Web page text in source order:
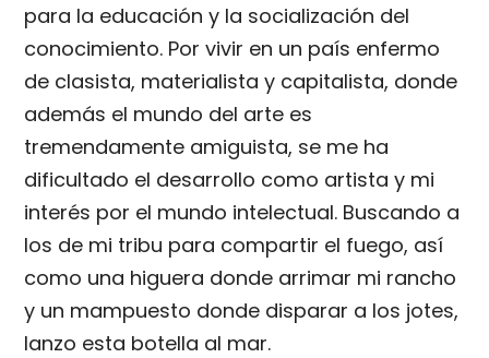
para la educación y la socialización del
conocimiento. Por vivir en un país enfermo
de clasista, materialista y capitalista, donde
además el mundo del arte es
tremendamente amiguista, se me ha
dificultado el desarrollo como artista y mi
interés por el mundo intelectual. Buscando a
los de mi tribu para compartir el fuego, así
como una higuera donde arrimar mi rancho
y un mampuesto donde disparar a los jotes,
lanzo esta botella al mar.